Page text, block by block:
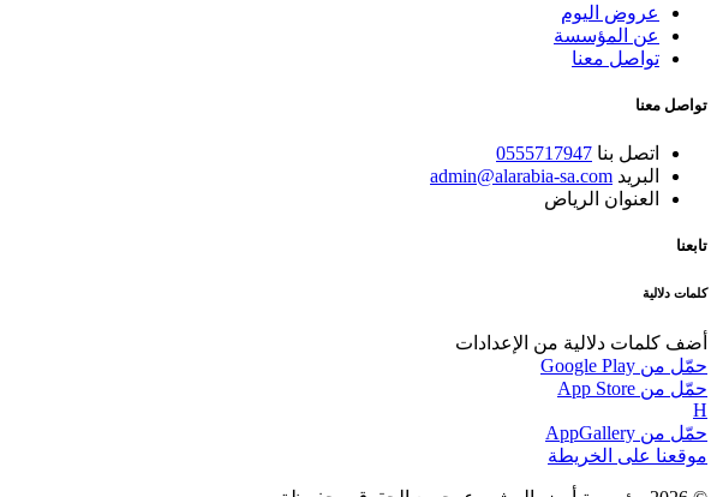
عروض اليوم
عن المؤسسة
تواصل معنا
تواصل معنا
اتصل بنا 0555717947
البريد admin@alarabia-sa.com
العنوان الرياض
تابعنا
كلمات دلالية
أضف كلمات دلالية من الإعدادات
حمّل من Google Play
حمّل من App Store
H
حمّل من AppGallery
موقعنا على الخريطة